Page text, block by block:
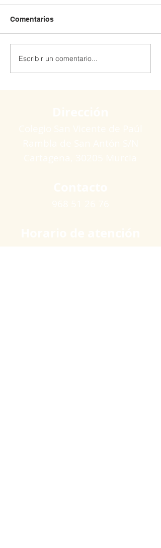
Extraescolar patinaje y
hockey línea 🏒🛼
Comentarios
Escribir un comentario...